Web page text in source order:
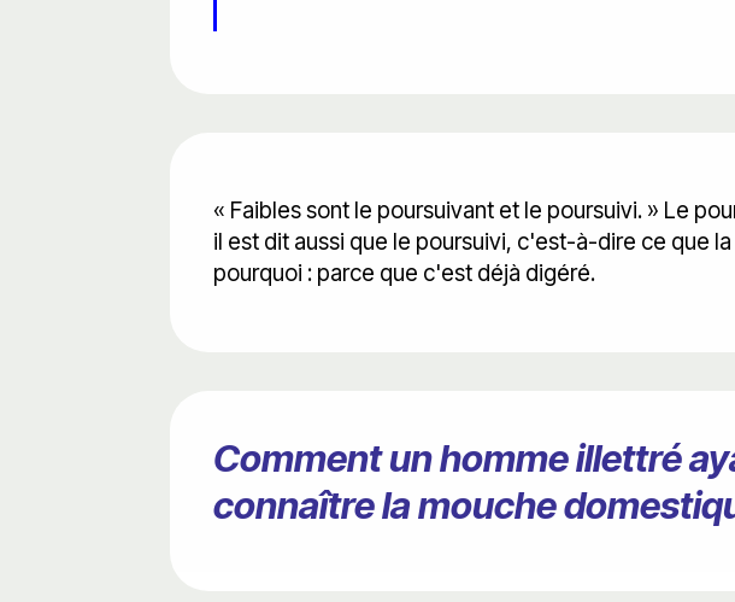
« Faibles sont le poursuivant et le poursuivi. » Le
il est dit aussi que le poursuivi, c'est-à-dire ce que
pourquoi : parce que c'est déjà digéré.
Comment un homme illettré
connaître la mouche